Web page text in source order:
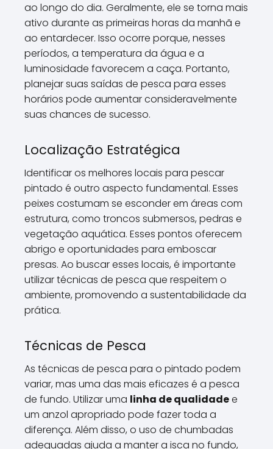
ao longo do dia. Geralmente, ele se torna mais
ativo durante as primeiras horas da manhã e
ao entardecer. Isso ocorre porque, nesses
períodos, a temperatura da água e a
luminosidade favorecem a caça. Portanto,
planejar suas saídas de pesca para esses
horários pode aumentar consideravelmente
suas chances de sucesso.
Localização Estratégica
Identificar os melhores locais para pescar
pintado é outro aspecto fundamental. Esses
peixes costumam se esconder em áreas com
estrutura, como troncos submersos, pedras e
vegetação aquática. Esses pontos oferecem
abrigo e oportunidades para emboscar
presas. Ao buscar esses locais, é importante
utilizar técnicas de pesca que respeitem o
ambiente, promovendo a sustentabilidade da
prática.
Técnicas de Pesca
As técnicas de pesca para o pintado podem
variar, mas uma das mais eficazes é a pesca
de fundo. Utilizar uma linha de qualidadee
um anzol apropriado pode fazer toda a
diferença. Além disso, o uso de chumbadas
adequadas ajuda a manter a isca no fundo,